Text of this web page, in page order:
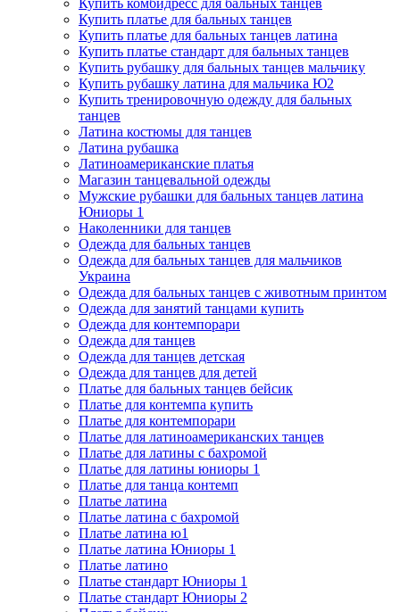
Купить комбидресс для бальных танцев
Купить платье для бальных танцев
Купить платье для бальных танцев латина
Купить платье стандарт для бальных танцев
Купить рубашку для бальных танцев мальчику
Купить рубашку латина для мальчика Ю2
Купить тренировочную одежду для бальных
танцев
Латина костюмы для танцев
Латина рубашка
Латиноамериканские платья
Магазин танцевальной одежды
Мужские рубашки для бальных танцев латина
‌Юниоры 1
Наколенники для танцев
Одежда для бальных танцев
Одежда для бальных танцев для мальчиков
Украина
Одежда для бальных танцев с животным принтом
Одежда для занятий танцами купить
Одежда для контемпорари
Одежда для танцев
Одежда для танцев детская
Одежда для танцев для детей
Платье для бальных танцев бейсик
Платье для контемпа купить
Платье для контемпорари
Платье для латиноамериканских танцев
Платье для латины с бахромой
Платье для латины юниоры 1
Платье для танца контемп
Платье латина
Платье латина с бахромой
Платье латина ю1
Платье латина Юниоры 1
Платье латино
Платье стандарт Юниоры 1
Платье стандарт Юниоры 2